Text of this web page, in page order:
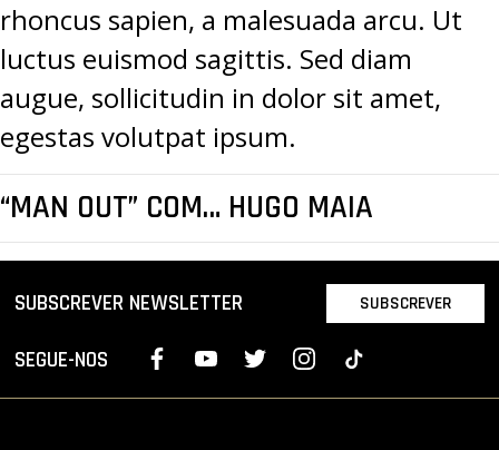
rhoncus sapien, a malesuada arcu. Ut
luctus euismod sagittis. Sed diam
augue, sollicitudin in dolor sit amet,
egestas volutpat ipsum.
“MAN OUT” COM… HUGO MAIA
SUBSCREVER NEWSLETTER SUBSCREVER
SEGUE-NOS